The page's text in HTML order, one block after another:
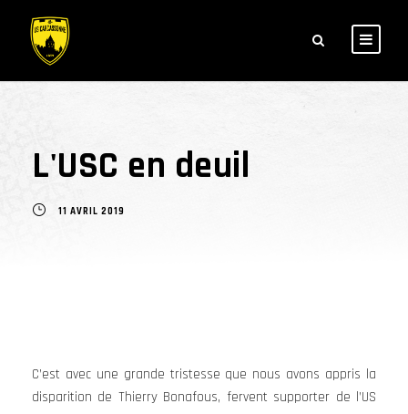
L'USC en deuil
11 AVRIL 2019
C’est avec une grande tristesse que nous avons appris la
disparition de Thierry Bonafous, fervent supporter de l’US